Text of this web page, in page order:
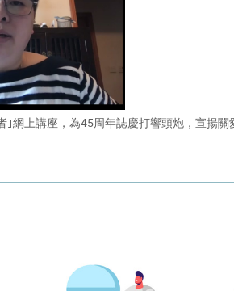
網上講座，為45周年誌慶打響頭炮，宣揚關